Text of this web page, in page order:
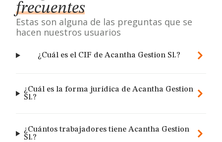
frecuentes
Estas son alguna de las preguntas que se
hacen nuestros usuarios
¿Cuál es el CIF de Acantha Gestion Sl.?
¿Cuál es la forma jurídica de Acantha Gestion
Sl.?
¿Cuántos trabajadores tiene Acantha Gestion
Sl.?